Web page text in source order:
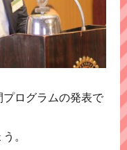
ログラムの発表で
。